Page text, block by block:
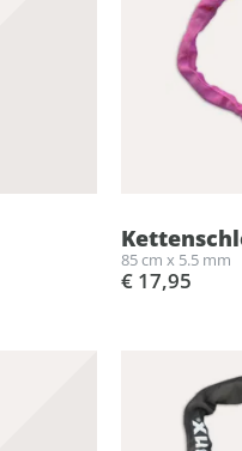
85 cm x 5.5 mm
€ 17,95